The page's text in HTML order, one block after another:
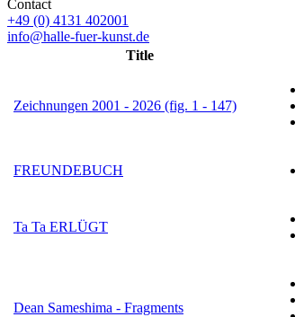
Contact
+49 (0) 4131 402001
info@halle-fuer-kunst.de
Title
Zeichnungen 2001 - 2026 (fig. 1 - 147)
FREUNDEBUCH
Ta Ta ERLÜGT
Dean Sameshima - Fragments